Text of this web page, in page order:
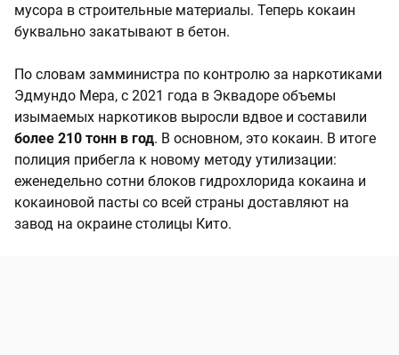
мусора в строительные материалы. Теперь кокаин
буквально закатывают в бетон.
По словам замминистра по контролю за наркотиками
Эдмундо Мера, с 2021 года в Эквадоре объемы
изымаемых наркотиков выросли вдвое и составили
более 210 тонн в год. В основном, это кокаин. В итоге
полиция прибегла к новому методу утилизации:
еженедельно сотни блоков гидрохлорида кокаина и
кокаиновой пасты со всей страны доставляют на
завод на окраине столицы Кито.